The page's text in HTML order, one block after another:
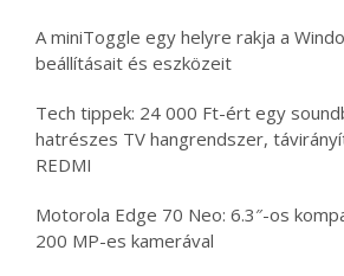
A miniToggle egy helyre rakja a
beállításait és eszközeit
Tech tippek: 24 000 Ft-ért egy
hatrészes TV hangrendszer,
REDMI
Motorola Edge 70 Neo: 6.3″-os
200 MP-es kamerával